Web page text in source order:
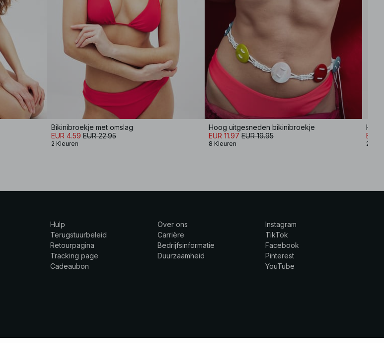
Bikinibroekje met omslag
EUR 4.59 EUR 22.95
2 Kleuren
Hoog uitgesneden bikinibroekje
EUR 11.97 EUR 19.95
8 Kleuren
EUR
2
Hulp
Terugstuurbeleid
Retourpagina
Tracking page
Cadeaubon
Over ons
Carrière
Bedrijfsinformatie
Duurzaamheid
Instagram
TikTok
Facebook
Pinterest
YouTube